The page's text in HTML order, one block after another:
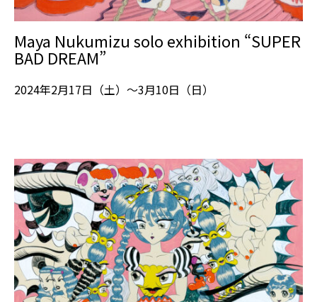
Maya Nukumizu solo exhibition “SUPER
BAD DREAM”
2024年2月17日（土）～3月10日（日）